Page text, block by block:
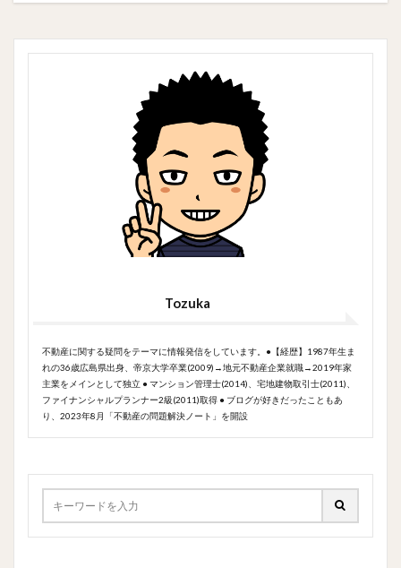
Tozuka
不動産に関する疑問をテーマに情報発信をしています。●【経歴】1987年生ま
れの36歳広島県出身、帝京大学卒業(2009)→地元不動産企業就職→2019年家
主業をメインとして独立 ● マンション管理士(2014)、宅地建物取引士(2011)、
ファイナンシャルプランナー2級(2011)取得 ● ブログが好きだったこともあ
り、2023年8月「不動産の問題解決ノート」を開設